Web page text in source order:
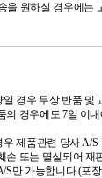
하실 경우에는 고
경우 무상 반품 및
의 경우에도 7일 이
제품관련 당사 A/
손 또는 멸실되어 재
S만 가능합니다.(포